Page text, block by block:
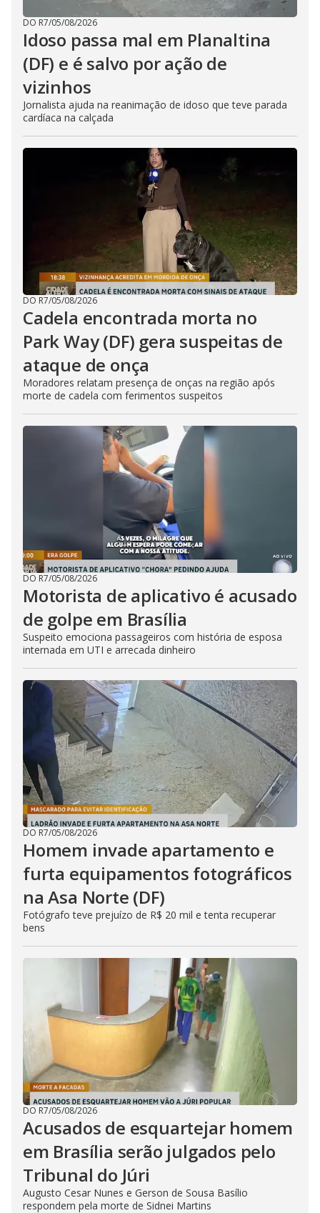
DO R7/05/08/2026
Idoso passa mal em Planaltina
(DF) e é salvo por ação de
vizinhos
Jornalista ajuda na reanimação de idoso que teve parada
cardíaca na calçada
DO R7/05/08/2026
Cadela encontrada morta no
Park Way (DF) gera suspeitas de
ataque de onça
Moradores relatam presença de onças na região após
morte de cadela com ferimentos suspeitos
DO R7/05/08/2026
Motorista de aplicativo é acusado
de golpe em Brasília
Suspeito emociona passageiros com história de esposa
internada em UTI e arrecada dinheiro
DO R7/05/08/2026
Homem invade apartamento e
furta equipamentos fotográficos
na Asa Norte (DF)
Fotógrafo teve prejuízo de R$ 20 mil e tenta recuperar
bens
DO R7/05/08/2026
Acusados de esquartejar homem
em Brasília serão julgados pelo
Tribunal do Júri
Augusto Cesar Nunes e Gerson de Sousa Basílio
respondem pela morte de Sidnei Martins